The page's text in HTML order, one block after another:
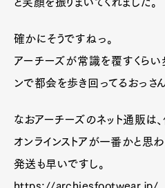
と笑顔を振りまいてくれました。
確かにそうですねっ。
アーチーズが常識を覆すくら
ンで都会を歩き回ってるおっさ
なおアーチーズのネット通販は
オンラインストアが一番かと思わ
発送も早いですし。